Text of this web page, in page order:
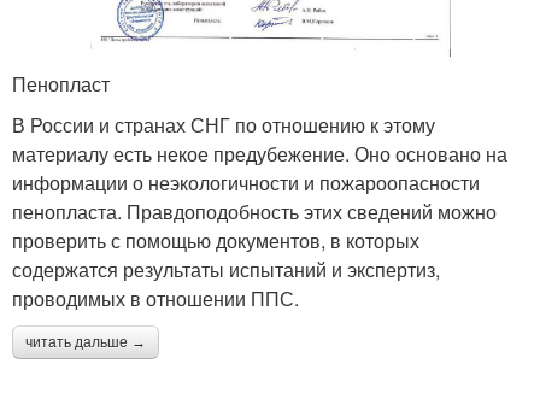
Пенопласт
В России и странах СНГ по отношению к этому
материалу есть некое предубежение. Оно основано на
информации о неэкологичности и пожароопасности
пенопласта. Правдоподобность этих сведений можно
проверить с помощью документов, в которых
содержатся результаты испытаний и экспертиз,
проводимых в отношении ППС.
читать дальше →